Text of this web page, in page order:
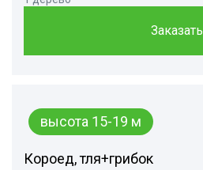
Заказать
высота 15-19 м
Короед, тля+грибок